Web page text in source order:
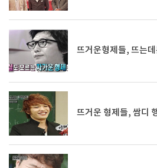
뜨거운형제들, 뜨는
뜨거운 형제들, 쌈디